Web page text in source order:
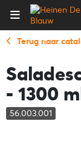
Terug naar
- 1300
56.003.001